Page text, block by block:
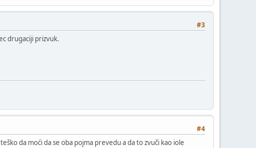
#3
drugaciji prizvuk.
#4
da moći da se oba pojma prevedu a da to zvuči kao iole